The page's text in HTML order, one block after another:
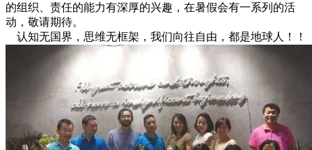
的组织、责任的能力有深厚的兴趣，在暑假会有一系列的活
动，敬请期待。
认知无国界，思维无框架，我们向往自由，都是地球人！！